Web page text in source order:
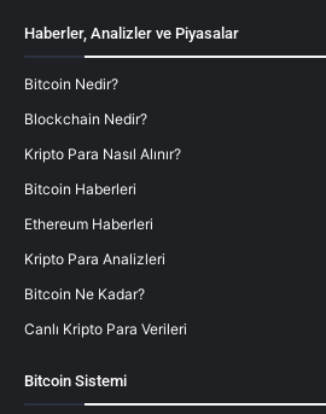
Haberler, Analizler ve Piyasalar
Bitcoin Nedir?
Blockchain Nedir?
Kripto Para Nasıl Alınır?
Bitcoin Haberleri
Ethereum Haberleri
Kripto Para Analizleri
Bitcoin Ne Kadar?
Canlı Kripto Para Verileri
Bitcoin Sistemi